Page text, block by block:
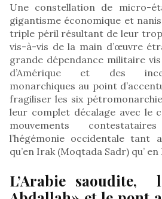
Une constellation de micro-
gigantisme économique et
triple péril résultant de leur
vis-à-vis de la main d’œuvre
grande dépendance militaire
d’Amérique et des
monarchiques au point
fragiliser les six
leur complet décalage avec le
mouvements
l’hégémonie occidentale tant
qu’en Irak (Moqtada Sadr) qu’
L’Arabie saoudite,